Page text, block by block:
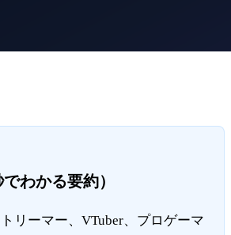
わかる要約）
リーマー、VTuber、プロゲーマ